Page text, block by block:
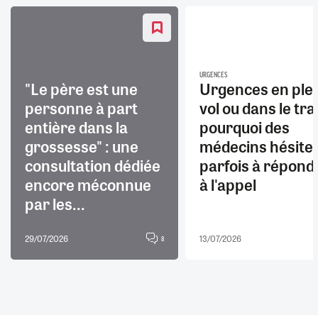
"Le père est une
personne à part
entière dans la
grossesse" : une
consultation dédiée
encore méconnue
par les...
29/07/2026 8
URGENCES
Urgences en
vol ou dans le
pourquoi des
médecins
parfois à
à l'appel
13/07/2026